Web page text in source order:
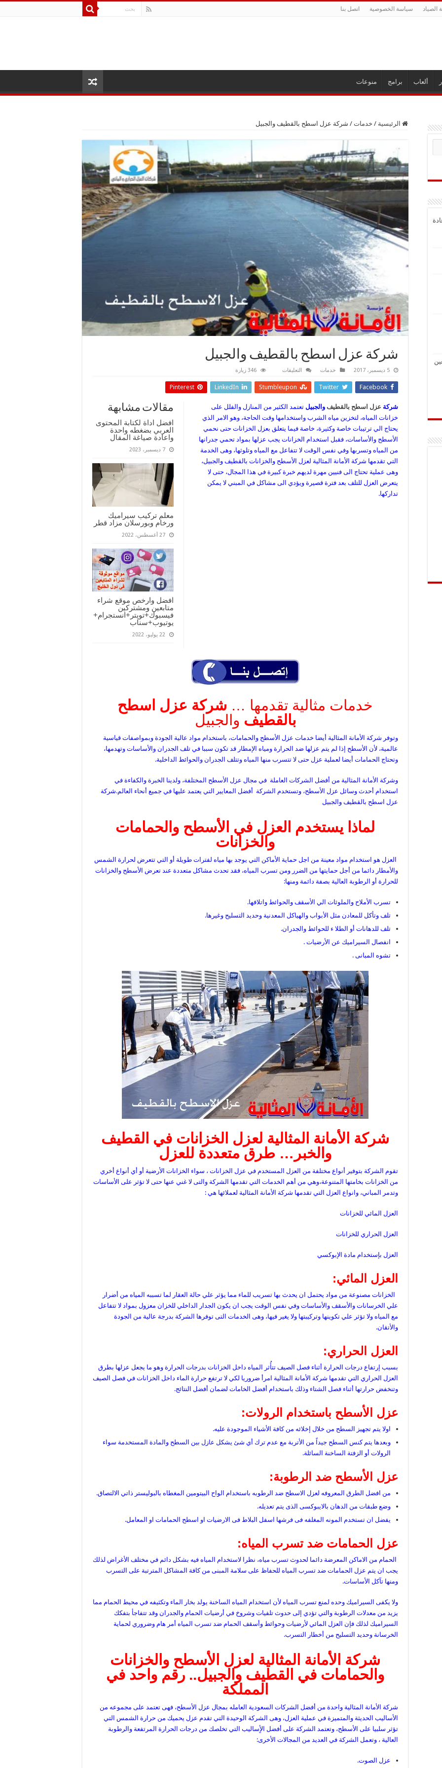
الصياد سياسة الخصوصية اتصل بنا
ألعاب برامج منوعات
الرئيسية / خدمات / شركة عزل اسطح بالقطيف والجبيل
شركة عزل اسطح بالقطيف والجبيل
5 ديسمبر، 2017 خدمات التعليقات
عزل
اسطح
بالقطيف
مغلقة
346 زيارة
Facebook
Twitter
Stumbleupon
LinkedIn
Pinterest
مقالات مشابهة
افضل اداة لكتابة المحتوى
العربي بضغطه واحدة
واعادة صياغة المقال
7 ديسمبر، 2023
معلم تركيب سيراميك
ورخام وبورسلان مزاد قطر
27 أغسطس، 2022
افضل وارخص موقع شراء
متابعين ومشتركين
فيسبوك+تويتر+انستجرام+
يوتيوب+سناب
22 يوليو، 2022
شركة عزل اسطح بالقطيف والجبيل تعتمد الكثير من المنازل والفلل على
خزانات المياه، لتخزين مياه الشرب واستخدامها وقت الحاجة، وهو الامر الذي
يحتاج الي ترتيبات خاصة وكثيرة، خاصة فيما يتعلق بعزل الخزانات حتى نحمي
الأسطح والأساسات، فقبل استخدام الخزانات يجب عزلها بمواد تحمي جدرانها
من المياه وتسربها وفي نفس الوقت لا تتفاعل مع المياه وتلوثها، وهى الخدمة
التي تقدمها شركة الأمانة المثالية لعزل الأسطح والخزانات بالقطيف والجبيل،
وهى عملية تحتاج الى فنيين مهرة لديهم خبرة كبيرة في هذا المجال، حتى لا
يتعرض العزل للتلف بعد فترة قصيرة ويؤدي الى مشاكل في المبني لا يمكن
تداركها.
خدمات مثالية تقدمها … شركة عزل اسطح
بالقطيف والجبيل
وتوفر شركة الأمانة المثالية أيضا خدمات عزل الأسطح والحمامات، باستخدام مواد عالية الجودة وبمواصفات قياسية
عالمية، لأن الأسطح إذا لم يتم عزلها ضد الحرارة ومياه الإمطار قد تكون سببا في تلف الجدران والأساسات وتهدمها،
وتحتاج الحمامات أيضا لعملية عزل حتى لا تتسرب منها المياه وتتلف الجدران والحوائط الداخلية.
وشركة الأمانة المثالية من أفضل الشركات العاملة في مجال عزل الأسطح المختلفة، ولدينا الخبرة والكفاءة في
استخدام أحدث وسائل عزل الأسطح، وتستخدم الشركة أفضل المعايير التي يعتمد عليها في جميع أنحاء العالم.شركة
عزل اسطح بالقطيف والجبيل
لماذا يستخدم العزل في الأسطح والحمامات
والخزانات
العزل هو استخدام مواد معينة من اجل حماية الأماكن التي يوجد بها مياه لفترات طويلة أو التي تتعرض لحرارة الشمس
والأمطار دائما من أجل حمايتها من الضرر ومن تسرب المياه، فقد تحدث مشاكل متعددة عند تعرض الأسطح والخزانات
للحرارة أو الرطوبة العالية بصفة دائمة ومنها:
تسرب الأملاح والملوثات الي الأسقف والحوائط واتلافها.
تلف وتأكل للمعادن مثل الأبواب والهياكل المعدنية وحديد التسليح وغيرها.
تلف للدهانات أو الطلا ء للحوائط والجدران.
انفصال السيراميك عن الأرضيات .
تشوه المبانى .
شركة الأمانة المثالية لعزل الخزانات في القطيف
والخبر… طرق متعددة للعزل
تقوم الشركة بتوفير أنواع مختلفة من العزل المستخدم في عزل الخزانات ، سواء الخزانات الأرضية أو أي أنواع أخري
من الخزانات بخامتها المتنوعة،وهي من أهم الخدمات التي تقدمها الشركة والتى لا غني عنها حتى لا تؤثر على الأساسات
وتدمر المباني، وانواع العزل التي تقدمها شركة الأمانة المثالية لعملائها هي :
العزل المائي للخزانات
العزل الحراري للخزانات
العزل بإستخدام مادة الإبوكسي
العزل المائي:
الخزانات مصنوعة من مواد يحتمل ان يحدث بها تسريب للماء مما يؤثر علي حالة العقار لما تسببه المياه من أضرار
علي الخرسانات والأسقف والأساسات وفي نفس الوقت يجب ان يكون الجدار الداخلي للخزان معزول بمواد لا تتفاعل
مع المياه ولا تؤثر علي تكوينها وتركيبتها ولا يغير فيها، وهى الخدمات التى توفرها الشركة بدرجة عالية من الجودة
والأتقان.
العزل الحراري:
بسبب إرتفاع درجات الحرارة أثناء فصل الصيف تتأُثر المياه داخل الخزانات بدرجات الحرارة وهو ما يجعل عزلها بطرق
العزل الحراري التي تقدمها شركة الأمانة المثالية امرأ ضروريا لكي لا ترتفع حرارة الماء داخل الخزانات في فصل الصيف
وتنخفض حرارتها أثناء فصل الشتاء وذلك باستخدام أفضل الخامات لضمان أفضل النتائج.
عزل الأسطح باستخدام الرولات:
اولا يتم تجهيز السطح من خلال إخلائه من كافة الأشياء الموجودة عليه.
وبعدها يتم كنس السطح جيداً من الأتربة مع عدم ترك أي شئ يشكل عازل بين السطح والمادة المستخدمة سواء
الرولات أو الزفتة الساخنة السائلة.
عزل الأسطح ضد الرطوبة:
من افضل الطرق المعروفه لعزل الاسطح ضد الرطوبه باستخدام الواح البيتومين المغطاه بالبوليستر ذاتي الالتصاق.
وضع طبقات من الدهان بالايبوكسى الذى يتم تعديله.
يفضل ان تستخدم المونه المغلفه فى فرشها اسفل البلاط فى الارضيات او اسطح الحمامات او المعامل.
عزل الحمامات ضد تسرب المياه:
الحمام من الاماكن المعرضة دائما لحدوث تسرب مياه، نظرا لاستخدام المياه فيه بشكل دائم في مختلف الأغراض لذلك
يجب ان يتم عزل الحمامات ضد تسرب المياه للحفاظ على سلامة المبنى من كافة المشاكل المترتبة على التسرب
ومنها تآكل الأساسات.
ولا يكفى السيراميك وحده لمنع تسرب المياه لأن استخدام المياه الساخنة يولد بخار الماء وتكثيفه في محيط الحمام مما
يزيد من معدلات الرطوبة والتي تؤدي إلى حدوث تلفيات وشروخ في أرضيات الحمام والجدران وقد تتفاجأ بتفكك
السيراميك لذلك فإن العزل المائي لأرضيات وحوائط وأسقف الحمام ضد تسرب المياه أمر هام وضروري لحماية
الخرسانة وحديد التسليح من أخطار التسرب.
شركة الأمانة المثالية لعزل الأسطح والخزانات
والحمامات في القطيف والجبيل.. رقم واحد في
المملكة
شركة الأمانة المثالية واحدة من أفضل الشركات السعودية العامله بمجال عزل الأسطح، فهى تعتمد على مجموعه من
الأساليب الحديثة والمتميزة في عملية العزل، وهى الشركة الوحيدة التي تقدم عزل يحميك من حرارة الشمس التي
تؤثر سلبيا على الأسطح، وتعتمد الشركة على أفضل الأٍساليب التي تخلصك من درجات الحرارة المرتفعة والرطوبة
العالية ، وتعمل الشركة في العديد من المجالات الأخرى:
عزل الصوت.